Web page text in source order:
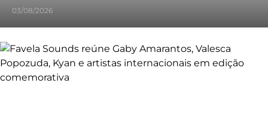
03/08/2026